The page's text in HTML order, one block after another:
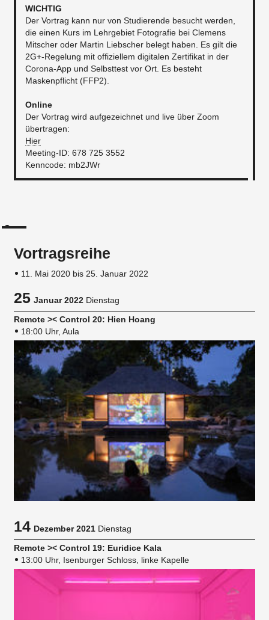
WICHTIG
Der Vortrag kann nur von Studierende besucht werden,
die einen Kurs im Lehrgebiet Fotografie bei Clemens
Mitscher oder Martin Liebscher belegt haben. Es gilt die
2G+-Regelung mit offiziellem digitalen Zertifikat in der
Corona-App und Selbsttest vor Ort. Es besteht
Maskenpflicht (FFP2).
Online
Der Vortrag wird aufgezeichnet und live über Zoom
übertragen:
Hier
Meeting-ID: 678 725 3552
Kenncode: mb2JWr
Vortragsreihe
11. Mai 2020 bis 25. Januar 2022
25Januar 2022 Dienstag
Remote >< Control 20: Hien Hoang
18:00 Uhr, Aula
14Dezember 2021 Dienstag
Remote >< Control 19: Euridice Kala
13:00 Uhr, Isenburger Schloss, linke Kapelle